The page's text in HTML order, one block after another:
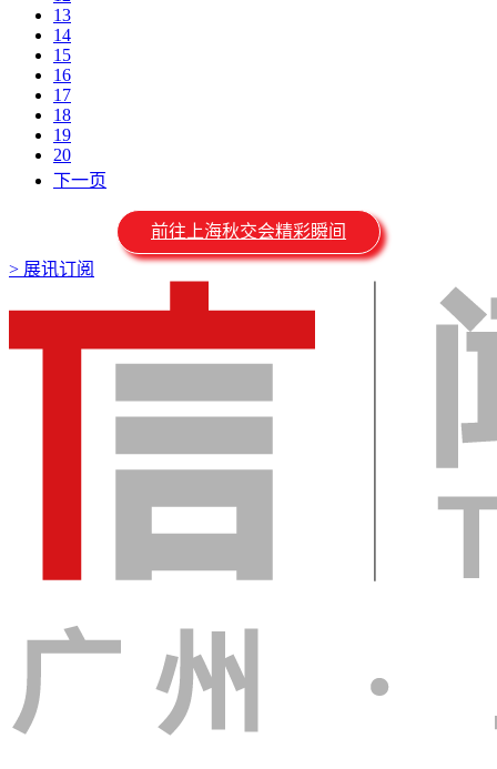
13
14
15
16
17
18
19
20
下一页
前往上海秋交会精彩瞬间
> 展讯订阅